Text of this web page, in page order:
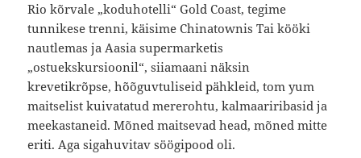
Rio kõrvale „koduhotelli“ Gold Coast, tegime
tunnikese trenni, käisime Chinatownis Tai kööki
nautlemas ja Aasia supermarketis
„ostuekskursioonil“, siiamaani näksin
krevetikrõpse, hõõguvtuliseid pähkleid, tom yum
maitselist kuivatatud mererohtu, kalmaariribasid ja
meekastaneid. Mõned maitsevad head, mõned mitte
eriti. Aga sigahuvitav söögipood oli.